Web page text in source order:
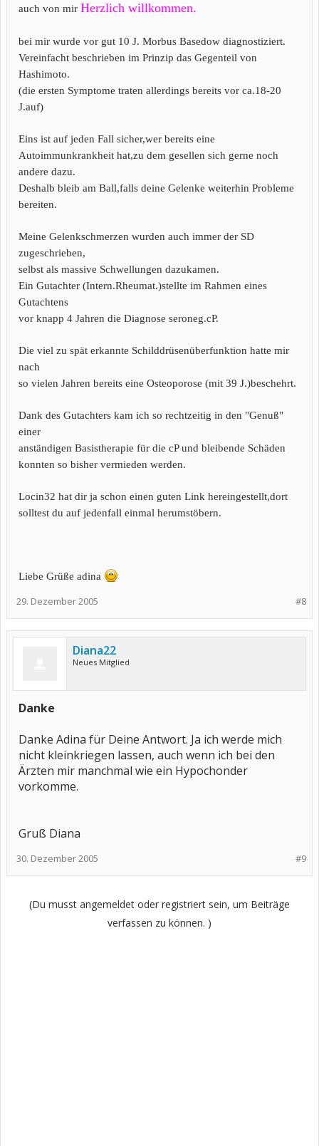
auch von mir Herzlich willkommen.
bei mir wurde vor gut 10 J. Morbus Basedow diagnostiziert.
Vereinfacht beschrieben im Prinzip das Gegenteil von
Hashimoto.
(die ersten Symptome traten allerdings bereits vor ca.18-20
J.auf)
Eins ist auf jeden Fall sicher,wer bereits eine
Autoimmunkrankheit hat,zu dem gesellen sich gerne noch
andere dazu.
Deshalb bleib am Ball,falls deine Gelenke weiterhin Probleme
bereiten.
Meine Gelenkschmerzen wurden auch immer der SD
zugeschrieben,
selbst als massive Schwellungen dazukamen.
Ein Gutachter (Intern.Rheumat.)stellte im Rahmen eines
Gutachtens
vor knapp 4 Jahren die Diagnose seroneg.cP.
Die viel zu spät erkannte Schilddrüsenüberfunktion hatte mir
nach
so vielen Jahren bereits eine Osteoporose (mit 39 J.)beschehrt.
Dank des Gutachters kam ich so rechtzeitig in den "Genuß"
einer
anständigen Basistherapie für die cP und bleibende Schäden
konnten so bisher vermieden werden.
Locin32 hat dir ja schon einen guten Link hereingestellt,dort
solltest du auf jedenfall einmal herumstöbern.
Liebe Grüße adina
#8
29. Dezember 2005
Diana22
Neues Mitglied
Danke
Danke Adina für Deine Antwort. Ja ich werde mich
nicht kleinkriegen lassen, auch wenn ich bei den
Ärzten mir manchmal wie ein Hypochonder
vorkomme.
Gruß Diana
#9
30. Dezember 2005
(Du musst angemeldet oder registriert sein, um Beiträge
verfassen zu können. )